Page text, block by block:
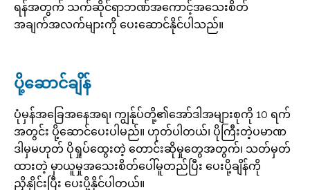
ရန်အတွက် သက်ဆိုင်ရာဘဏ်အကောင့်အသေးစိတ်
အချက်အလက်များကို ပေးဆောင်နိုင်ပါသည်။
ပို့ဆောင်ချိန်
ပုံမှန်အခြေအနေအရ၊ ကျွန်ုပ်တို့၏အော်ဒါအများစုကို 10 ရက်
အတွင်း ပို့ဆောင်ပေးပါမည်။ ဟုတ်ပါတယ်၊ ပိုကြီးတဲ့ပမာဏ
ဒါမှမဟုတ် ပိုရှုပ်ထွေးတဲ့ တောင်းဆိုမှုတွေအတွက်၊ သတ်မှတ်
ထားတဲ့ မှာယူမှုအသေးစိတ်ပေါ်မူတည်ပြီး ပေးပို့ချိန်ကို
ညှိနှိုင်းပြီး ပေးပို့နိုင်ပါတယ်။